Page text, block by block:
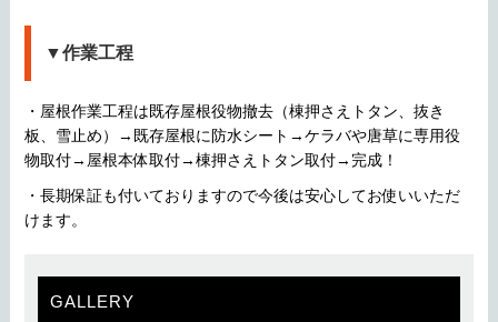
▼作業工程
・屋根作業工程は既存屋根役物撤去（棟押さえトタン、抜き
板、雪止め）→既存屋根に防水シート→ケラバや唐草に専用役
物取付→屋根本体取付→棟押さえトタン取付→完成！
・長期保証も付いておりますので今後は安心してお使いいただ
けます。
GALLERY